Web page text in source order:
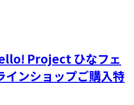
Project ひなフェ
インショップご購入特